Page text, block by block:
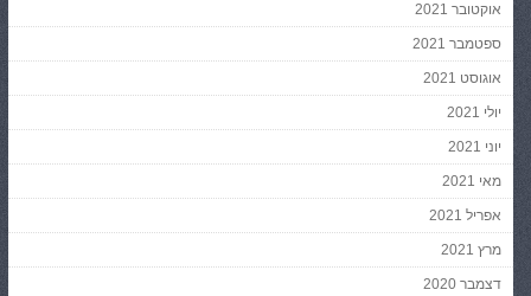
אוקטובר 2021
ספטמבר 2021
אוגוסט 2021
יולי 2021
יוני 2021
מאי 2021
אפריל 2021
מרץ 2021
דצמבר 2020